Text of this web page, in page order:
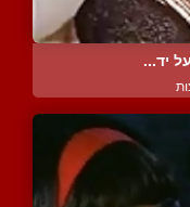
יד...